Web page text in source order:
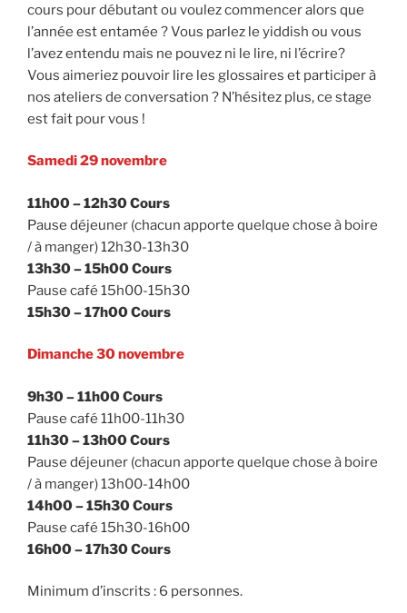
cours pour débutant ou voulez commencer alors que
l’année est entamée ? Vous parlez le yiddish ou vous
l’avez entendu mais ne pouvez ni le lire, ni l’écrire?
Vous aimeriez pouvoir lire les glossaires et participer à
nos ateliers de conversation ? N’hésitez plus, ce stage
est fait pour vous !
Samedi 29 novembre
11h00 – 12h30 Cours
Pause déjeuner (chacun apporte quelque chose à boire
/ à manger) 12h30-13h30
13h30 – 15h00 Cours
Pause café 15h00-15h30
15h30 – 17h00 Cours
Dimanche 30 novembre
9h30 – 11h00 Cours
Pause café 11h00-11h30
11h30 – 13h00 Cours
Pause déjeuner (chacun apporte quelque chose à boire
/ à manger) 13h00-14h00
14h00 – 15h30 Cours
Pause café 15h30-16h00
16h00 – 17h30 Cours
Minimum d’inscrits : 6 personnes.